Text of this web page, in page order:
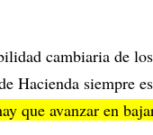
cambiaria de
Hacienda siempre
que avanzar en